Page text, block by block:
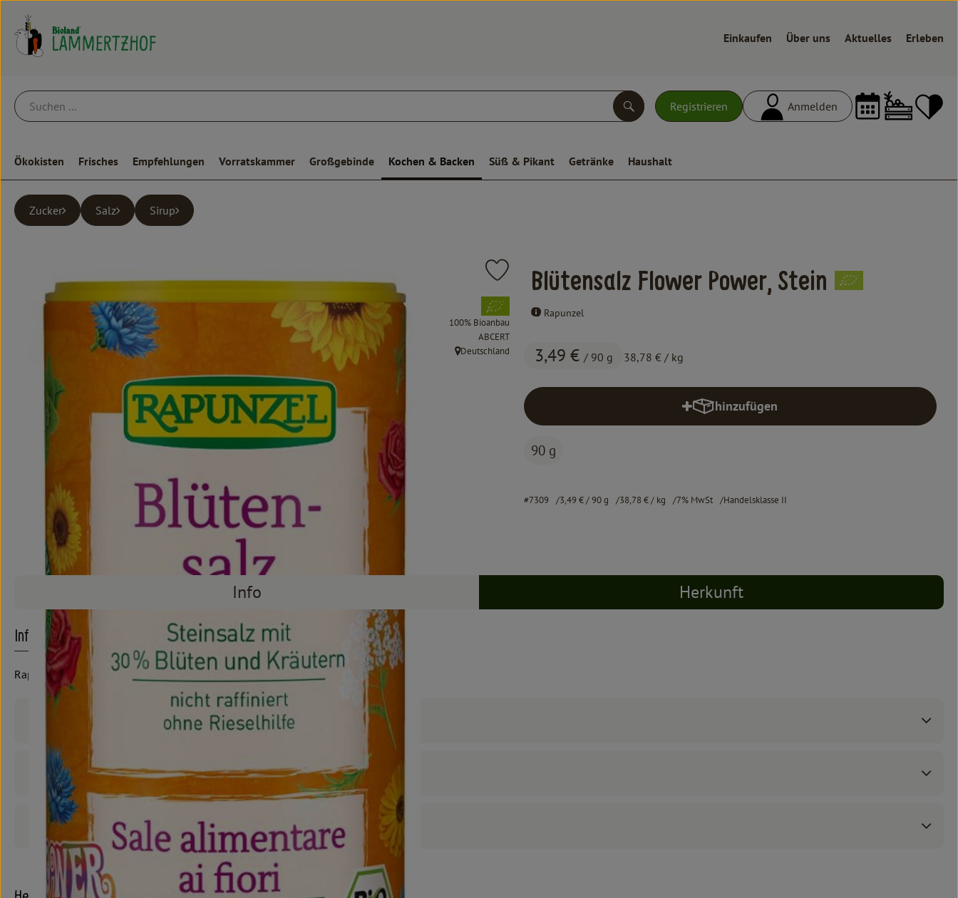
Einkaufen Über uns Aktuelles Erleben
Registrieren Anmelden
Suchen
Ökokisten Frisches Empfehlungen Vorratskammer Großgebinde Kochen & Backen Süß & Pikant Getränke Haushalt
Zucker Salz Sirup
Blütensalz Flower Power, Stein
Rapunzel
3,49 € / 90 g 38,78 € / kg
Produkt zu Favouriten hinzufügen
, Verband:
100% Bioanbau
, Kontrollstelle:
ABCERT
, Herkunft:
Deutschland
hinzufügen
Produkt zum Warenkorb hinzufügen
90 g
#7309 3,49 €/ 90 g 38,78 €/ kg 7% MwSt Handelsklasse II
Info Herkunft
Info
Rapunzel
Produktinformationen
Zutaten
Produktdatenblatt